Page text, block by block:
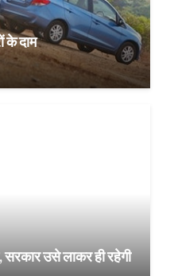
के दाम
सरकार उसे लाकर ही रहेगी